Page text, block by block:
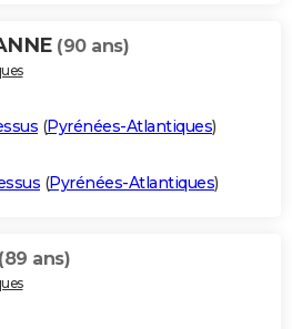
(90 ans)
(Pyrénées-Atlantiques)
(Pyrénées-Atlantiques)
(89 ans)